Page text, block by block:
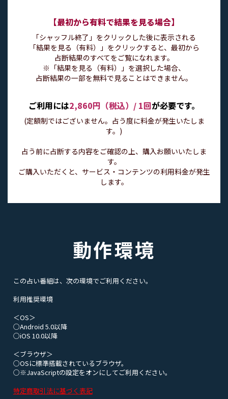
【最初から有料で結果を見る場合】
「シャッフル終了」をクリックした後に表示される
「結果を見る（有料）」をクリックすると、最初から
占断結果のすべてをご覧になれます。
※「結果を見る（有料）」を選択した場合、
占断結果の一部を無料で見ることはできません。
ご利用には2,860円（税込）/ 1回が必要です。
(定額制ではございません。占う度に料金が発生いたしま
す。)
占う前に占断する内容をご確認の上、購入お願いいたしま
す。
ご購入いただくと、サービス・コンテンツの利用料金が発生
します。
動作環境
この占い番組は、次の環境でご利用ください。
利用推奨環境
＜OS＞
○Android 5.0以降
○iOS 10.0以降
＜ブラウザ＞
○OSに標準搭載されているブラウザ。
○※JavaScriptの設定をオンにしてご利用ください。
特定商取引法に基づく表記